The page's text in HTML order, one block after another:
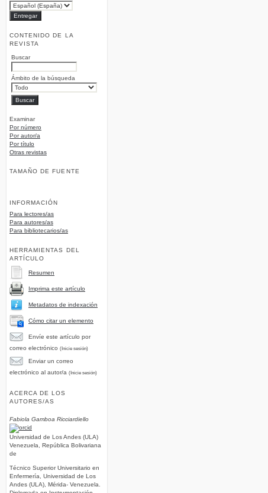
CONTENIDO DE LA
REVISTA
Buscar
Ámbito de la búsqueda
Examinar
Por número
Por autor/a
Por título
Otras revistas
TAMAÑO DE FUENTE
INFORMACIÓN
Para lectores/as
Para autores/as
Para bibliotecarios/as
HERRAMIENTAS DEL
ARTÍCULO
Resumen
Imprima este artículo
Metadatos de indexación
Cómo citar un elemento
Envíe este artículo por
correo electrónico (Inicie sesión)
Enviar un correo
electrónico al autor/a (Inicie sesión)
ACERCA DE LOS
AUTORES/AS
Fabiola Gamboa Ricciardiello
Universidad de Los Andes (ULA)
Venezuela, República Bolivariana
de
Técnico Superior Universitario en
Enfermería, Universidad de Los
Andes (ULA), Mérida- Venezuela.